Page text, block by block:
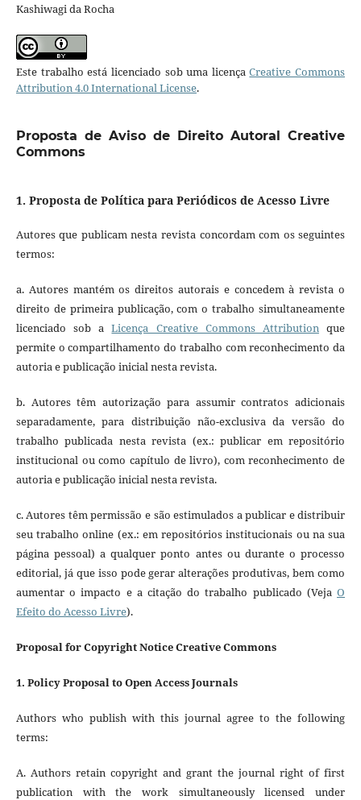
Kashiwagi da Rocha
Este trabalho está licenciado sob uma licençaCreative Commons
Attribution 4.0 International License.
Proposta de Aviso de Direito Autoral Creative
Commons
1. Proposta de Política para Periódicos de Acesso Livre
Autores que publicam nesta revista concordam com os seguintes
termos:
a. Autores mantém os direitos autorais e concedem à revista o
direito de primeira publicação, com o trabalho simultaneamente
licenciado sob aLicença Creative Commons Attributionque
permite o compartilhamento do trabalho com reconhecimento da
autoria e publicação inicial nesta revista.
b. Autores têm autorização para assumir contratos adicionais
separadamente, para distribuição não-exclusiva da versão do
trabalho publicada nesta revista (ex.: publicar em repositório
institucional ou como capítulo de livro), com reconhecimento de
autoria e publicação inicial nesta revista.
c. Autores têm permissão e são estimulados a publicar e distribuir
seu trabalho online (ex.: em repositórios institucionais ou na sua
página pessoal) a qualquer ponto antes ou durante o processo
editorial, já que isso pode gerar alterações produtivas, bem como
aumentar o impacto e a citação do trabalho publicado (VejaO
Efeito do Acesso Livre).
Proposal for Copyright Notice Creative Commons
1. Policy Proposal to Open Access Journals
Authors who publish with this journal agree to the following
terms:
A. Authors retain copyright and grant the journal right of first
publication with the work simultaneously licensed under